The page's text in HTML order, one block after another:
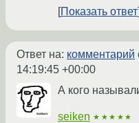
Показать ответ
Ответ на: комментарий
14:19:45 +00:00
А кого
seiken ★★★★★